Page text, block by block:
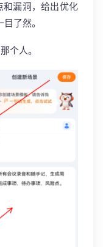
和漏洞，给出优化
了然。
个人。